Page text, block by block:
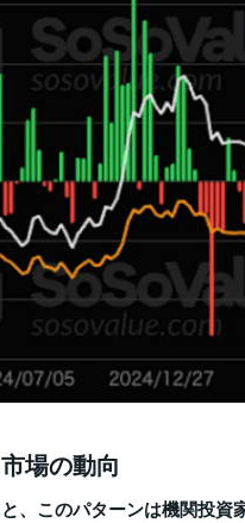
場の動向
、このパターンは機関投資